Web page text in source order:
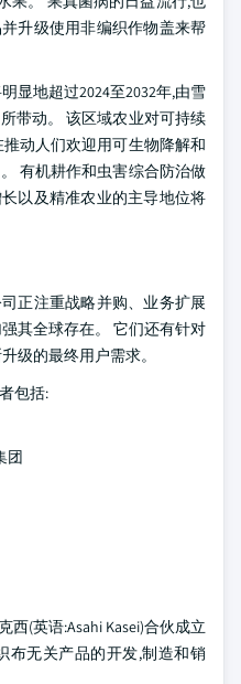
升级使用非编织作物盖来帮
显地超过2024至2032年,由雪
带动。 该区域农业对可持续
动人们欢迎用可生物降解和
有机耕作和虫害综合防治做
以及精准农业的主导地位将
正注重战略并购、业务扩展
其全球存在。 它们还有针对
级的最终用户需求。
包括:
团
西(英语:Asahi Kasei)合伙成立
布无关产品的开发,制造和销